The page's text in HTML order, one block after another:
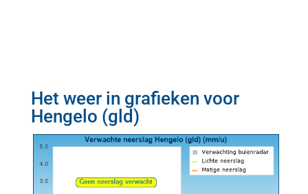
Het weer in grafieken voor
Hengelo (gld)